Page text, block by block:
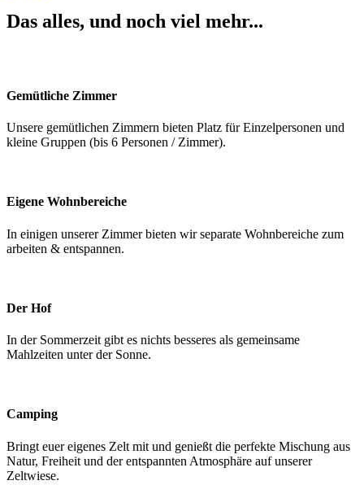
Das alles, und noch viel mehr...
Gemütliche Zimmer
Unsere gemütlichen Zimmern bieten Platz für Einzelpersonen und
kleine Gruppen (bis 6 Personen / Zimmer).
Eigene Wohnbereiche
In einigen unserer Zimmer bieten wir separate Wohnbereiche zum
arbeiten & entspannen.
Der Hof
In der Sommerzeit gibt es nichts besseres als gemeinsame
Mahlzeiten unter der Sonne.
Camping
Bringt euer eigenes Zelt mit und genießt die perfekte Mischung aus
Natur, Freiheit und der entspannten Atmosphäre auf unserer
Zeltwiese.